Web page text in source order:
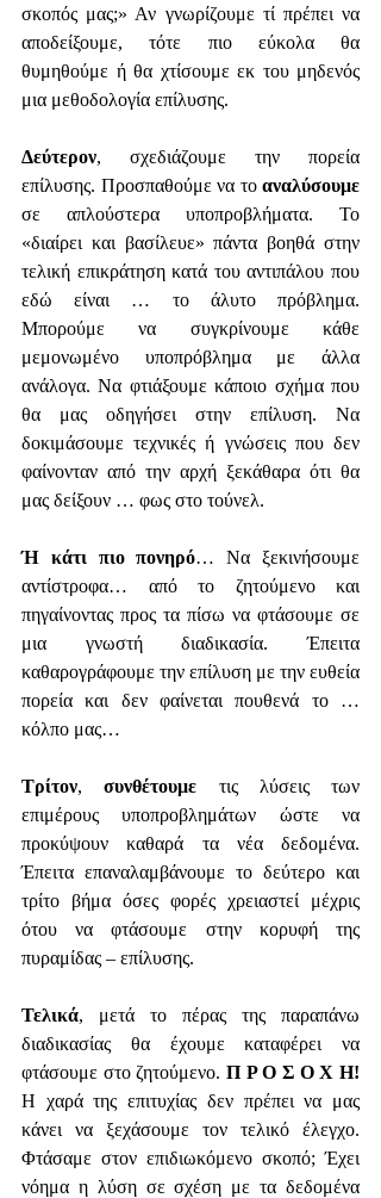
σκοπός μας;» Αν γνωρίζουμε τί πρέπει να
αποδείξουμε, τότε πιο εύκολα θα
θυμηθούμε ή θα χτίσουμε εκ του μηδενός
μια μεθοδολογία επίλυσης.
Δεύτερον, σχεδιάζουμε την πορεία
επίλυσης. Προσπαθούμε να το αναλύσουμε
σε απλούστερα υποπροβλήματα. Το
«διαίρει και βασίλευε» πάντα βοηθά στην
τελική επικράτηση κατά του αντιπάλου που
εδώ είναι … το άλυτο πρόβλημα.
Μπορούμε να συγκρίνουμε κάθε
μεμονωμένο υποπρόβλημα με άλλα
ανάλογα. Να φτιάξουμε κάποιο σχήμα που
θα μας οδηγήσει στην επίλυση. Να
δοκιμάσουμε τεχνικές ή γνώσεις που δεν
φαίνονταν από την αρχή ξεκάθαρα ότι θα
μας δείξουν … φως στο τούνελ.
Ή κάτι πιο πονηρό… Να ξεκινήσουμε
αντίστροφα… από το ζητούμενο και
πηγαίνοντας προς τα πίσω να φτάσουμε σε
μια γνωστή διαδικασία. Έπειτα
καθαρογράφουμε την επίλυση με την ευθεία
πορεία και δεν φαίνεται πουθενά το …
κόλπο μας…
Τρίτον, συνθέτουμε τις λύσεις των
επιμέρους υποπροβλημάτων ώστε να
προκύψουν καθαρά τα νέα δεδομένα.
Έπειτα επαναλαμβάνουμε το δεύτερο και
τρίτο βήμα όσες φορές χρειαστεί μέχρις
ότου να φτάσουμε στην κορυφή της
πυραμίδας – επίλυσης.
Τελικά, μετά το πέρας της παραπάνω
διαδικασίας θα έχουμε καταφέρει να
φτάσουμε στο ζητούμενο. Π Ρ Ο Σ Ο Χ Η!
Η χαρά της επιτυχίας δεν πρέπει να μας
κάνει να ξεχάσουμε τον τελικό έλεγχο.
Φτάσαμε στον επιδιωκόμενο σκοπό; Έχει
νόημα η λύση σε σχέση με τα δεδομένα